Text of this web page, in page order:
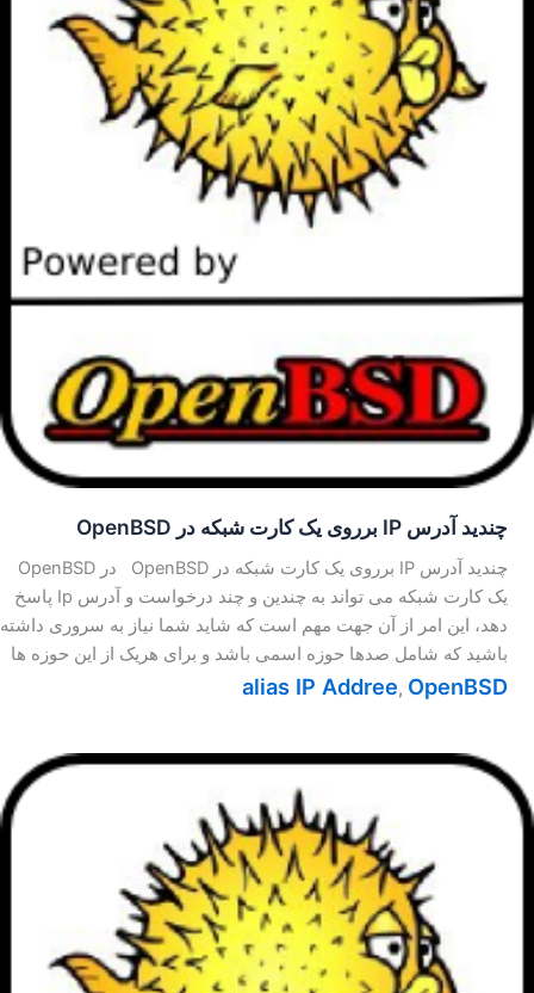
چندید آدرس IP برروی یک کارت شبکه در OpenBSD
چندید آدرس IP برروی یک کارت شبکه در OpenBSD در OpenBSD
یک کارت شبکه می تواند به چندین و چند درخواست و آدرس Ip پاسخ
دهد، این امر از آن جهت مهم است که شاید شما نیاز به سروری داشته
باشید که شامل صدها حوزه اسمی باشد و برای هریک از این حوزه ها
alias IP Addree, OpenBSD